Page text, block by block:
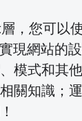
，您可以
現網站的
模式和其
關知識；